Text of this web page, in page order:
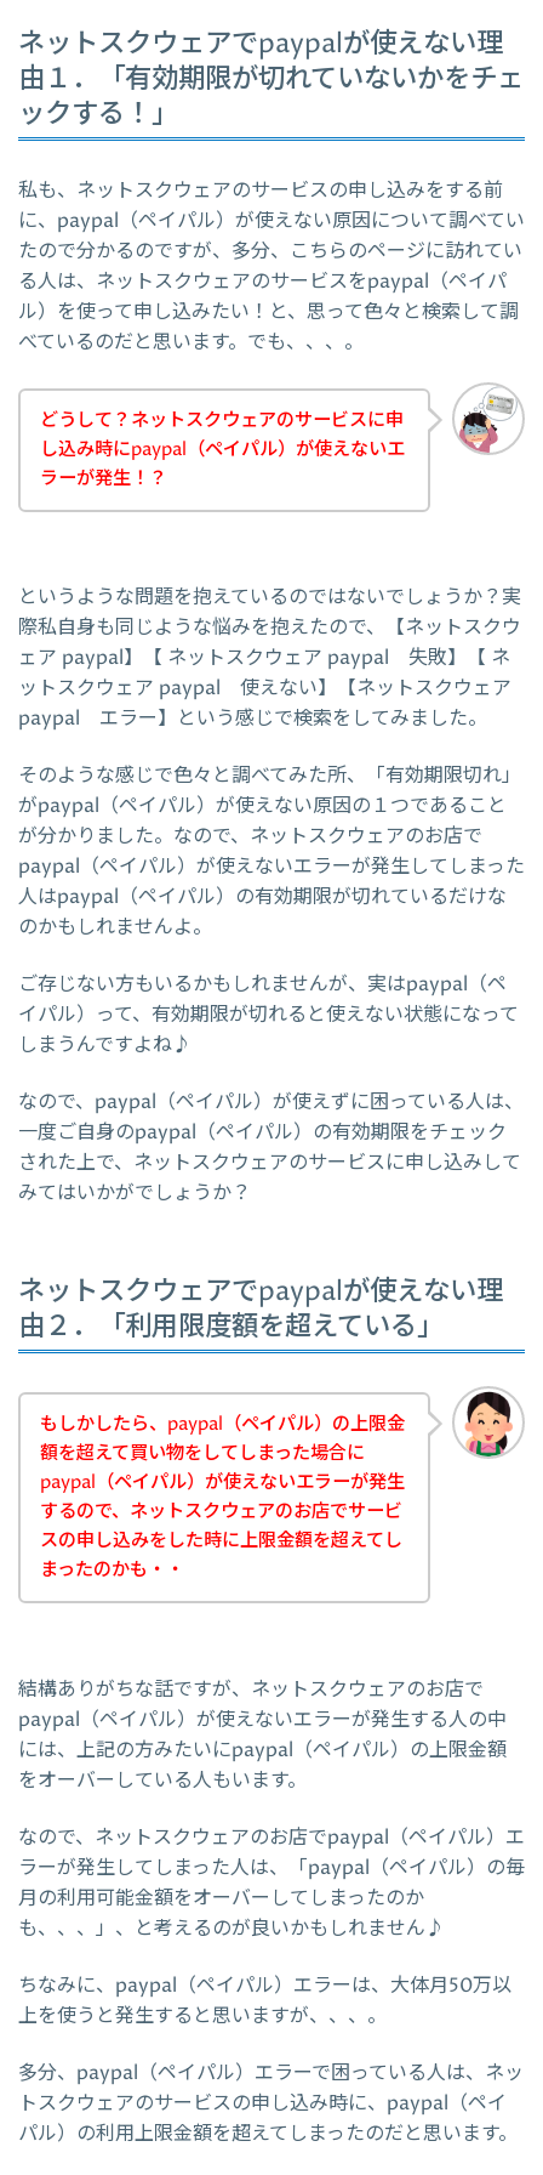
ネットスクウェアでpaypalが使えない理
由１．「有効期限が切れていないかをチェ
ックする！」
私も、ネットスクウェアのサービスの申し込みをする前
に、paypal（ペイパル）が使えない原因について調べてい
たので分かるのですが、多分、こちらのページに訪れてい
る人は、ネットスクウェアのサービスをpaypal（ペイパ
ル）を使って申し込みたい！と、思って色々と検索して調
べているのだと思います。でも、、、。
どうして？ネットスクウェアのサービスに申
し込み時にpaypal（ペイパル）が使えないエ
ラーが発生！？
というような問題を抱えているのではないでしょうか？実
際私自身も同じような悩みを抱えたので、【ネットスクウ
ェア paypal】【 ネットスクウェア paypal 失敗】【 ネ
ットスクウェア paypal 使えない】【ネットスクウェア
paypal エラー】という感じで検索をしてみました。
そのような感じで色々と調べてみた所、「有効期限切れ」
がpaypal（ペイパル）が使えない原因の１つであること
が分かりました。なので、ネットスクウェアのお店で
paypal（ペイパル）が使えないエラーが発生してしまった
人はpaypal（ペイパル）の有効期限が切れているだけな
のかもしれませんよ。
ご存じない方もいるかもしれませんが、実はpaypal（ペ
イパル）って、有効期限が切れると使えない状態になって
しまうんですよね♪
なので、paypal（ペイパル）が使えずに困っている人は、
一度ご自身のpaypal（ペイパル）の有効期限をチェック
された上で、ネットスクウェアのサービスに申し込みして
みてはいかがでしょうか？
ネットスクウェアでpaypalが使えない理
由２．「利用限度額を超えている」
もしかしたら、paypal（ペイパル）の上限金
額を超えて買い物をしてしまった場合に
paypal（ペイパル）が使えないエラーが発生
するので、ネットスクウェアのお店でサービ
スの申し込みをした時に上限金額を超えてし
まったのかも・・
結構ありがちな話ですが、ネットスクウェアのお店で
paypal（ペイパル）が使えないエラーが発生する人の中
には、上記の方みたいにpaypal（ペイパル）の上限金額
をオーバーしている人もいます。
なので、ネットスクウェアのお店でpaypal（ペイパル）エ
ラーが発生してしまった人は、「paypal（ペイパル）の毎
月の利用可能金額をオーバーしてしまったのか
も、、、」、と考えるのが良いかもしれません♪
ちなみに、paypal（ペイパル）エラーは、大体月50万以
上を使うと発生すると思いますが、、、。
多分、paypal（ペイパル）エラーで困っている人は、ネッ
トスクウェアのサービスの申し込み時に、paypal（ペイ
パル）の利用上限金額を超えてしまったのだと思います。